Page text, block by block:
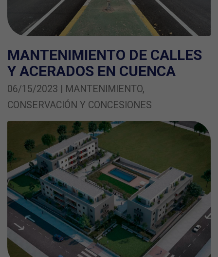
MANTENIMIENTO DE CALLES
Y ACERADOS EN CUENCA
06/15/2023 | MANTENIMIENTO,
CONSERVACIÓN Y CONCESIONES